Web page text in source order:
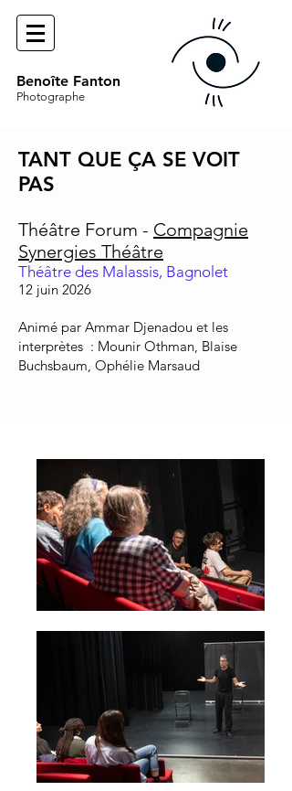
Benoîte Fanton
Photographe
TANT QUE ÇA SE VOIT
PAS
Théâtre Forum - Compagnie
Synergies Théâtre
Théâtre des Malassis, Bagnolet
12 juin 2026
Animé par Ammar Djenadou et les
interprètes : Mounir Othman, Blaise
Buchsbaum, Ophélie Marsaud